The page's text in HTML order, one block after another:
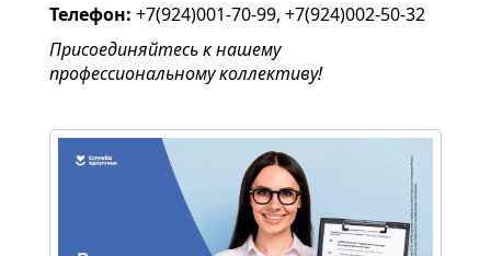
Телефон: +7(924)001-70-99, +7(924)002-50-32
Присоединяйтесь к нашему
профессиональному коллективу!